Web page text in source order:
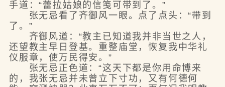
手道：“蕾拉姑娘的信笺可带到了。”
张无忌看了齐御风一眼。点了点头：“带到
了。”
齐御风道：“教主已知道我并非当世之人，
还望教主早日登基。重整庙堂，恢复我中华礼
仪服章，使万民得安。”
张无忌正色道：“这天下都是你用命博来
的，我张无忌并未曾立下寸功，又有何德何